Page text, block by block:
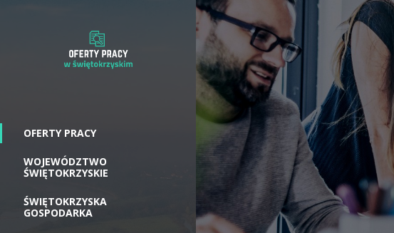
OFERTY PRACY
WOJEWÓDZTWO
ŚWIĘTOKRZYSKIE
ŚWIĘTOKRZYSKA
GOSPODARKA